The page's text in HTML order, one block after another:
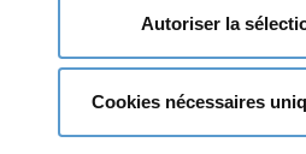
Autoriser la
Cookies nécessaires